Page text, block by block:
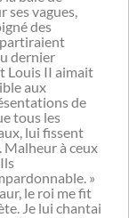
ses vagues,
des
partiraient
dernier
Louis II aimait
aux
de
tous les
lui fissent
Malheur à ceux
»
le roi me fit
Je lui chantai